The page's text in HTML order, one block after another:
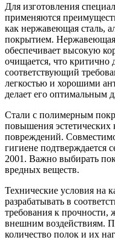
Для изготовления
применяются
как нержавеющая сталь,
покрытием. Нержавеющая
обеспечивает высокую
очищается, что
соответствующий
легкостью и хорошими
делает его оптимальным
Стали с полимерным
повышения эстетических
повреждений.
гигиене
2001. Важно выбирать
вредных веществ.
Технические условия на
разрабатывать в
требования к прочности,
внешним воздействиям.
количество полок и их